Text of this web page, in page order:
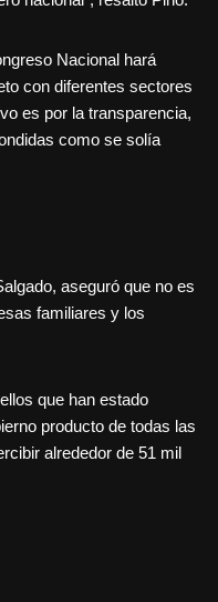
Nacional hará
con diferentes sectores
es por la transparencia,
como se solía
reducir
aseguró que no es
familiares y los
que han estado
producto de todas las
alrededor de 51 mil